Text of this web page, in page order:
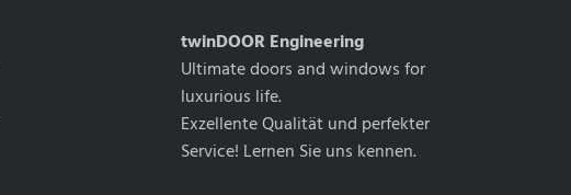
twinDOOR Engineering
Ultimate doors and windows for
luxurious life.
Exzellente Qualität und perfekter
Service! Lernen Sie uns kennen.